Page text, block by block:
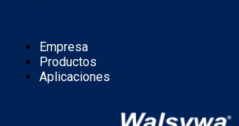
Empresa
Productos
Aplicaciones